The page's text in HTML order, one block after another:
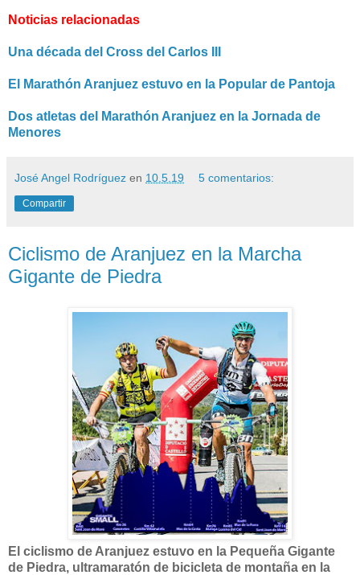
Noticias relacionadas
Una década del Cross del Carlos III
El Marathón Aranjuez estuvo en la Popular de Pantoja
Dos atletas del Marathón Aranjuez en la Jornada de
Menores
José Angel Rodríguez en 10.5.19 5 comentarios:
Compartir
Ciclismo de Aranjuez en la Marcha
Gigante de Piedra
El ciclismo de Aranjuez estuvo en la Pequeña Gigante
de Piedra, ultramaratón de bicicleta de montaña en la